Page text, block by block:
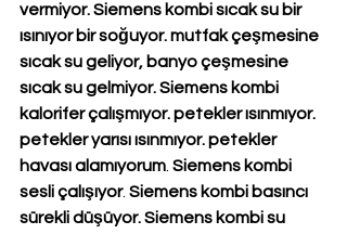
vermiyor. Siemens kombi sıcak su bir
ısınıyor bir soğuyor. mutfak çeşmesine
sıcak su geliyor, banyo çeşmesine
sıcak su gelmiyor. Siemens kombi
kalorifer çalışmıyor. petekler ısınmıyor.
petekler yarısı ısınmıyor. petekler
havası alamıyorum Siemens kombi
sesli çalışıyor. Siemens kombi basıncı
sürekli düşüyor. Siemens kombi su